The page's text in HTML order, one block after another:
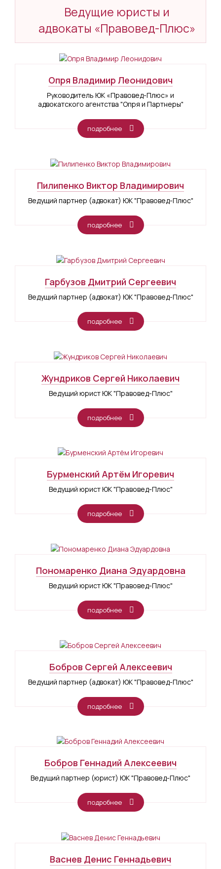
Ведущие юристы и
адвокаты «Правовед-Плюс»
Опря Владимир Леонидович
Руководитель ЮК «Правовед-Плюс» и
адвокатского агентства "Опря и Партнеры"
подробнее
Пилипенко Виктор Владимирович
Ведущий партнер (адвокат) ЮК "Правовед-Плюс"
подробнее
Гарбузов Дмитрий Сергеевич
Ведущий партнер (адвокат) ЮК "Правовед-Плюс"
подробнее
Жундриков Сергей Николаевич
Ведущий юрист ЮК "Правовед-Плюс"
подробнее
Бурменский Артём Игоревич
Ведущий юрист ЮК "Правовед-Плюс"
подробнее
Пономаренко Диана Эдуардовна
Ведущий юрист ЮК "Правовед-Плюс"
подробнее
Бобров Сергей Алексеевич
Ведущий партнер (адвокат) ЮК "Правовед-Плюс"
подробнее
Бобров Геннадий Алексеевич
Ведущий партнер (юрист) ЮК "Правовед-Плюс"
подробнее
Васнев Денис Геннадьевич